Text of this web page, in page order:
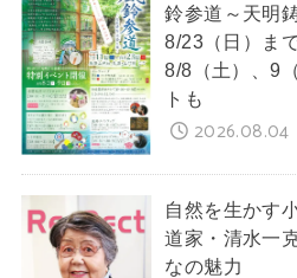
鈴参道～天明
8/23（日）ま
8/8（土）、9
トも
2026.08.04
自然を生かす
道家・清水一
なの魅力